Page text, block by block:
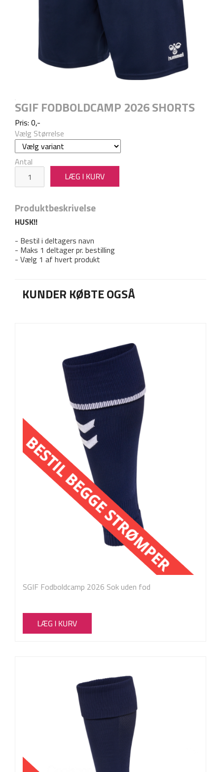
SGIF FODBOLDCAMP 2026 SHORTS
Pris: 0,-
Vælg Størrelse
Antal
Produktbeskrivelse
HUSK!!
- Bestil i deltagers navn
- Maks 1 deltager pr. bestilling
- Vælg 1 af hvert produkt
KUNDER KØBTE OGSÅ
SGIF Fodboldcamp 2026 Sok uden fod